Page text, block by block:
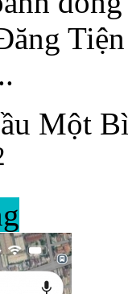
Một